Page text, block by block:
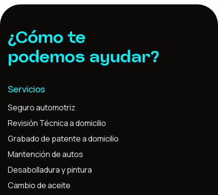
¿Cómo te
podemos ayudar?
Servicios
Seguro automotriz
Revisión Técnica a domicilio
Grabado de patente a domicilio
Mantención de autos
Desabolladura y pintura
Cambio de aceite